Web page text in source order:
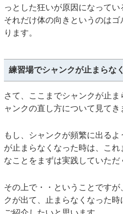
っとした狂いが原因になってい
それだけ体の向きというのは
ります。
練習場でシャンクが止まらな
さて、ここまでシャンクが止
ャンクの直し方について見てき
もし、シャンクが頻繁に出る
が止まらなくなった時は、これ
なことをまずは実践していただ
その上で・・ということです
クが出て、止まらなくなった